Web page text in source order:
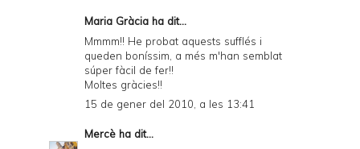
Maria Gràcia ha dit...
Mmmm!! He probat aquests sufflés i
queden boníssim, a més m'han semblat
súper fàcil de fer!!
Moltes gràcies!!
15 de gener del 2010, a les 13:41
Mercè ha dit...